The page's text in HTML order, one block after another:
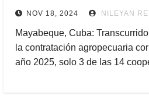
NOV 18, 2024 NILEYAN
Mayabeque, Cuba:
la contratación agropecuaria
año 2025, solo 3 de las 14